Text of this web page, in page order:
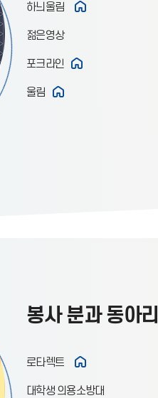
하늬울림
젊은영상
포크라인
울림
봉사 분과 동아리
로타렉트
대학생 의용소방대